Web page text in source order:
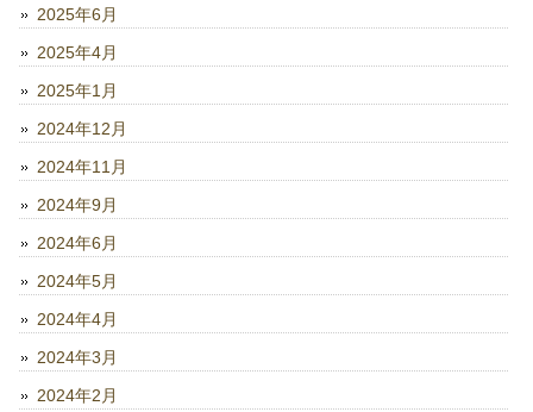
2025年6月
2025年4月
2025年1月
2024年12月
2024年11月
2024年9月
2024年6月
2024年5月
2024年4月
2024年3月
2024年2月